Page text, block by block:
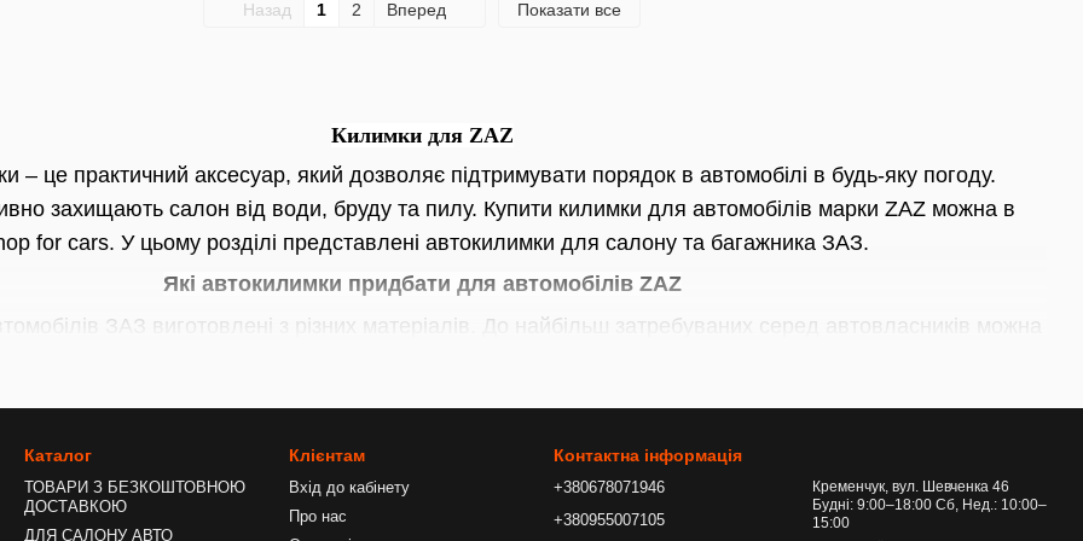
Килимки для ZAZ
– це практичний аксесуар, який дозволяє підтримувати порядок в автомобілі в будь-яку погоду.
захищають салон від води, бруду та пилу. Купити килимки для автомобілів марки ZAZ можна в
for cars. У цьому розділі представлені автокилимки для салону та багажника ЗАЗ.
Які автокилимки придбати для автомобілів ZAZ
ЗАЗ виготовлені з різних матеріалів. До найбільш затребуваних серед автовласників можна
гумові автокилимки не один десяток років. Ці вироби цінуються за хороші
з поліуретану значно легші за гумові. Вони не пропускають вологу та бруд, мають хороші
Назад 1 2 Вперед Показати все
Каталог
ТОВАРИ З БЕЗКОШТОВНОЮ
ДОСТАВКОЮ
ДЛЯ САЛОНУ АВТО
Клієнтам
Вхід до кабінету
Про нас
Контактна інформація
+380678071946
+380955007105
Кременчук, вул. Шевченка 46
Будні: 9:00–18:00 Сб, Нед.: 10:00–
15:00